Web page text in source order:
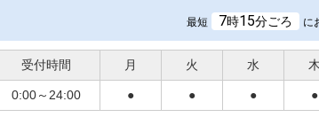
最短 7時15分ごろ に
受付時間 月 火 水 木
0:00～24:00 ● ● ● ●